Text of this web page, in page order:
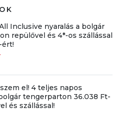
Inclusive nyaralás a bolgár
repülővel és 4*-os szállással
ért!
el! 4 teljes napos
tengerparton 36.038 Ft-
és szállással!